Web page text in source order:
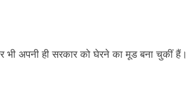
भी अपनी ही सरकार को घेरने का मूड बना चुकीं हैं।